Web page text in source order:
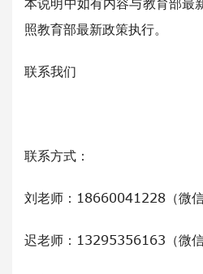
本说明中如有内容与教育部最
照教育部最新政策执行。
联系我们
联系方式：
刘老师：18660041228（微信
迟老师：13295356163（微信